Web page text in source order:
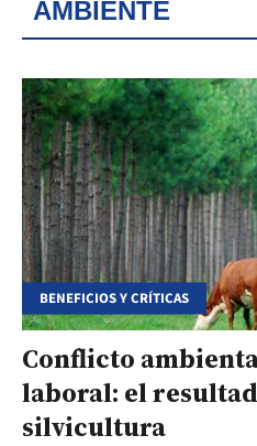
AMBIENTE
BENEFICIOS Y CRÍTICAS
Conflicto
laboral: el
silvicultura